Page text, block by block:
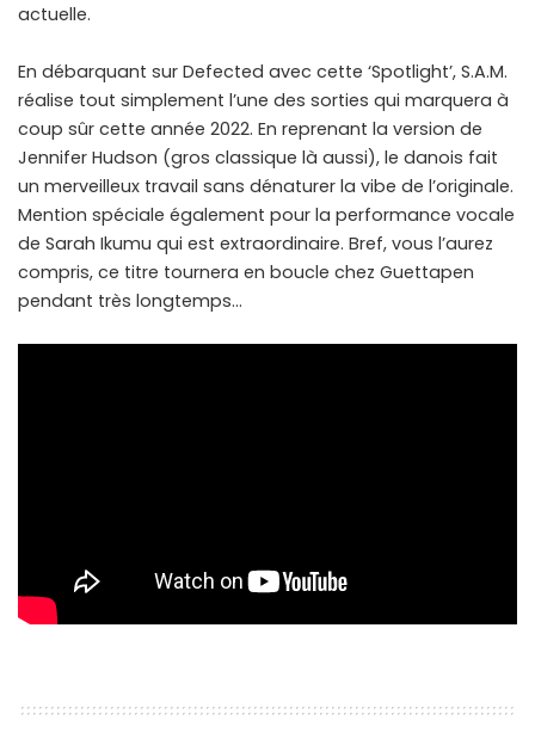
actuelle.
En débarquant sur Defected avec cette ‘Spotlight’, S.A.M.
réalise tout simplement l’une des sorties qui marquera à
coup sûr cette année 2022. En reprenant la version de
Jennifer Hudson (gros classique là aussi), le danois fait
un merveilleux travail sans dénaturer la vibe de l’originale.
Mention spéciale également pour la performance vocale
de Sarah Ikumu qui est extraordinaire. Bref, vous l’aurez
compris, ce titre tournera en boucle chez Guettapen
pendant très longtemps…